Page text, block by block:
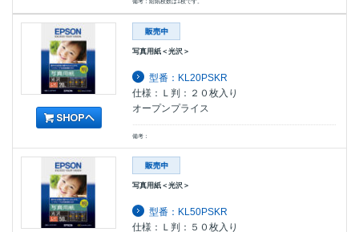
写真用紙＜光沢＞
型番：KL20PSKR
仕様：Ｌ判：２０枚入り
オープンプライス
備考：
写真用紙＜光沢＞
型番：KL50PSKR
仕様：Ｌ判：５０枚入り